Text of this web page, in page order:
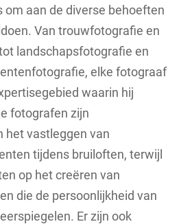
om aan de diverse behoeften
Van trouwfotografie en
landschapsfotografie en
elke fotograaf
waarin hij
fotografen zijn
het vastleggen van
tijdens bruiloften, terwijl
op het creëren van
die de persoonlijkheid van
Er zijn ook